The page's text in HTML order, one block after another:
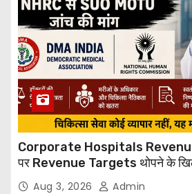
Corporate Hospitals
पर Revenue Targets थोपने के
बड़ा कदम, NHRC से Suo Motu जांच
Aug 3, 2026 Admin